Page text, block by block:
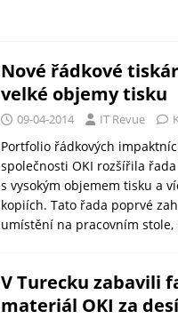
Nové řádkové
velké objemy tisku
09-04-2014 IT Revue
Portfolio řádkových
společnosti OKI rozšířila
s vysokým objemem tisku a
kopiích. Tato řada poprvé
umístění na pracovním stole,
V Turecku zabavili
materiál OKI za